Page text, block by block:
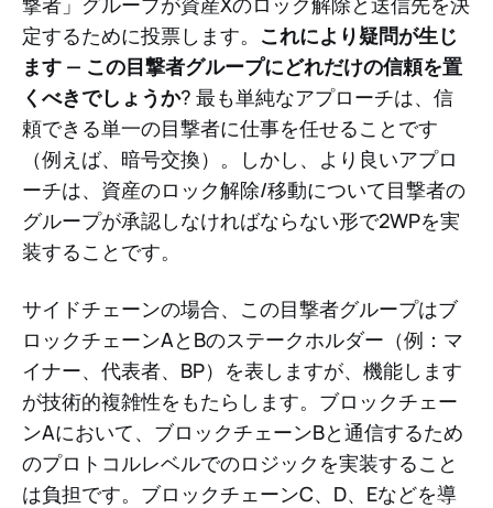
定するために投票します。 これにより疑問が生じ
ます — この目撃者グループにどれだけの信頼を置
くべきでしょうか? 最も単純なアプローチは、信
頼できる単一の目撃者に仕事を任せることです
（例えば、暗号交換）。しかし、より良いアプロ
ーチは、資産のロック解除/移動について目撃者の
グループが承認しなければならない形で2WPを実
装することです。
サイドチェーンの場合、この目撃者グループはブ
ロックチェーンAとBのステークホルダー（例：マ
イナー、代表者、BP）を表しますが、機能します
が技術的複雑性をもたらします。ブロックチェー
ンAにおいて、ブロックチェーンBと通信するため
のプロトコルレベルでのロジックを実装すること
は負担です。ブロックチェーンC、D、Eなどを導